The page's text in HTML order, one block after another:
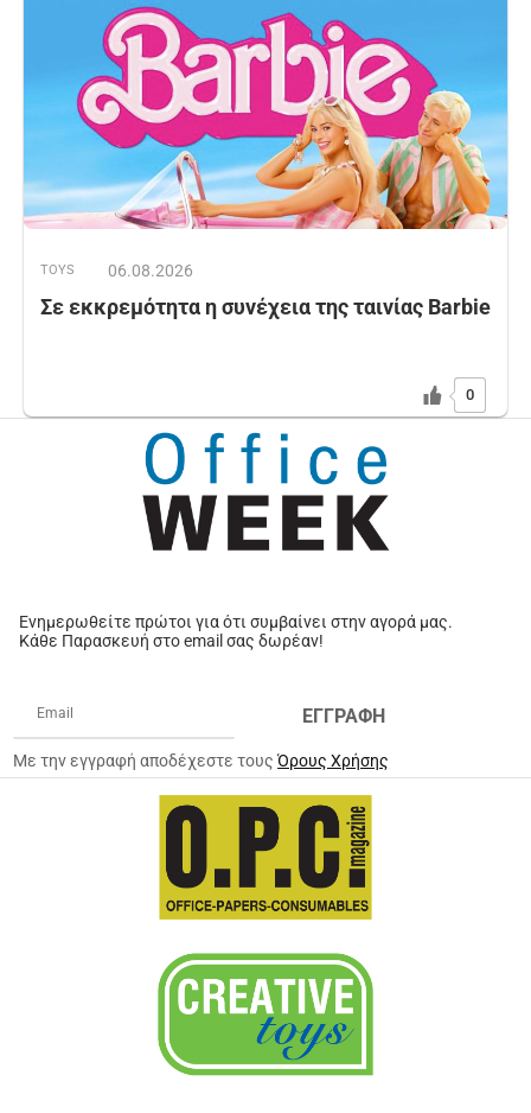
TOYS 06.08.2026
Σε εκκρεμότητα η συνέχεια της ταινίας Barbie
0
Ενημερωθείτε πρώτοι για ότι συμβαίνει στην αγορά μας.
Κάθε Παρασκευή στο email σας δωρέαν!
ΕΓΓΡΑΦΗ
Με την εγγραφή αποδέχεστε τουςΌρους Χρήσης